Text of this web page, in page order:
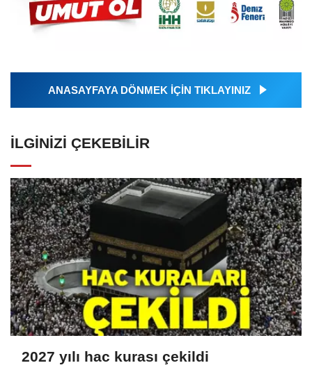
ANASAYFAYA DÖNMEK İÇİN TIKLAYINIZ
İLGINIZI ÇEKEBILIR
2027 yılı hac kurası çekildi